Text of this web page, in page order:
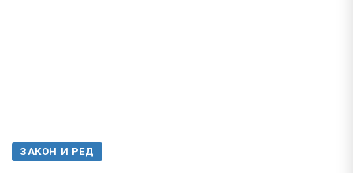
ЗАКОН И РЕД